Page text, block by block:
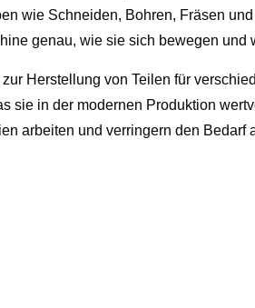
wie Schneiden, Bohren, Fräsen
genau, wie sie sich bewegen und
Herstellung von Teilen für
sie in der modernen Produktion
arbeiten und verringern den Bedarf